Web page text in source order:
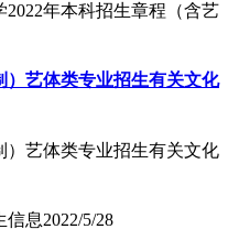
2022年本科招生章程（含艺
）艺体类专业招生有关文化
）艺体类专业招生有关文化
信息2022/5/28